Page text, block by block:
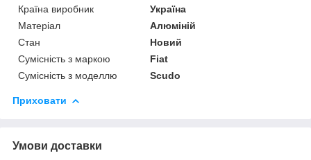
Країна виробник
Україна
Матеріал
Алюміній
Стан
Новий
Сумісність з маркою
Fiat
Сумісність з моделлю
Scudo
Приховати
Умови доставки